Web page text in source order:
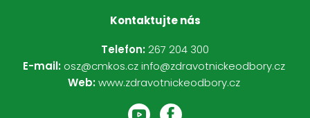
Kontaktujte nás
Telefon: 267 204 300
E-mail: osz@cmkos.cz info@zdravotnickeodbory.cz
Web:www.zdravotnickeodbory.cz